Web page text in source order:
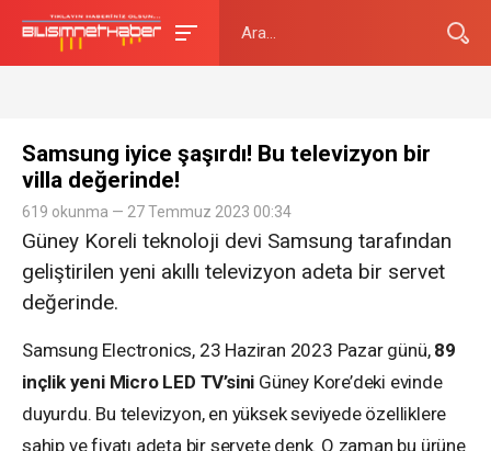
Samsung iyice şaşırdı! Bu televizyon bir
villa değerinde!
619 okunma — 27 Temmuz 2023 00:34
Güney Koreli teknoloji devi Samsung tarafından
geliştirilen yeni akıllı televizyon adeta bir servet
değerinde.
Samsung Electronics, 23 Haziran 2023 Pazar günü, 89
inçlik yeni Micro LED TV’sini Güney Kore’deki evinde
duyurdu. Bu televizyon, en yüksek seviyede özelliklere
sahip ve fiyatı adeta bir servete denk. O zaman bu ürüne